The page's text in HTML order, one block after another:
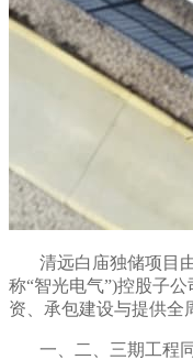
清远白庙独储项目由
称“智光电气”)控股子
资、承包建设与提供全
一、二、三期工程同